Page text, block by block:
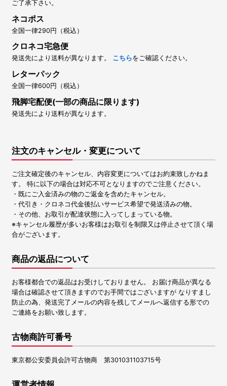
ご了承下さい。
ネコポス
全国一律290円（税込）
クロネコ宅急便
発送先により送料が異なります。 こちらをご確認ください。
レターパック
全国一律600円（税込）
飛脚宅配便(一部の商品に限ります)
発送先により送料が異なります。
注文のキャンセル・変更について
ご注文確定後のキャンセル、内容変更についてはお約束致しかねま
す。 特に以下の場合は対応不可となりますのでご注意ください。
・既にご入金済みの物のご返金を含めたキャンセル。
・代引き・クロネコ代金後払いサービス希望で発送済みの物。
・その他、お取引が配達状態に入ってしまっている物。
※キャンセル履歴が多いお客様はお取引を制限又は停止させて頂く場
合がございます。
商品の返品について
お客様都合での返品はお受けしておりません。 お届け商品が異なる
場合は確認させて頂きますのでお手間ではございますが なりすまし
防止の為、発送完了メールの内容を残してメールへ返信する形での
ご連絡をお願い致します。
古物商許可番号
東京都公安委員会許可古物商 第301031103715号